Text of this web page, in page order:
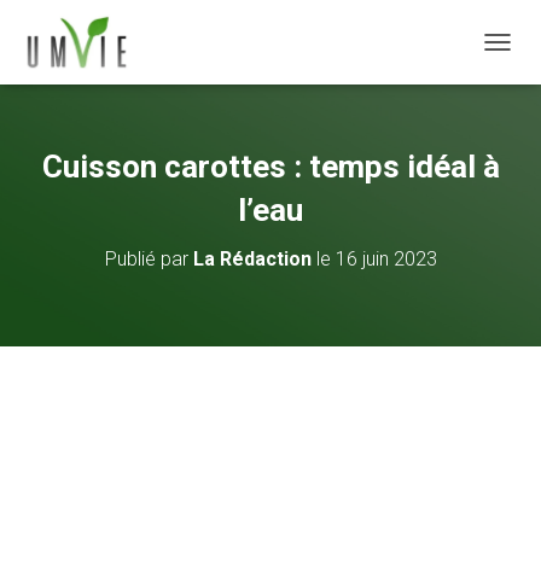
Cuisson carottes : temps idéal à
l’eau
Publié par La Rédactionle 16 juin 2023